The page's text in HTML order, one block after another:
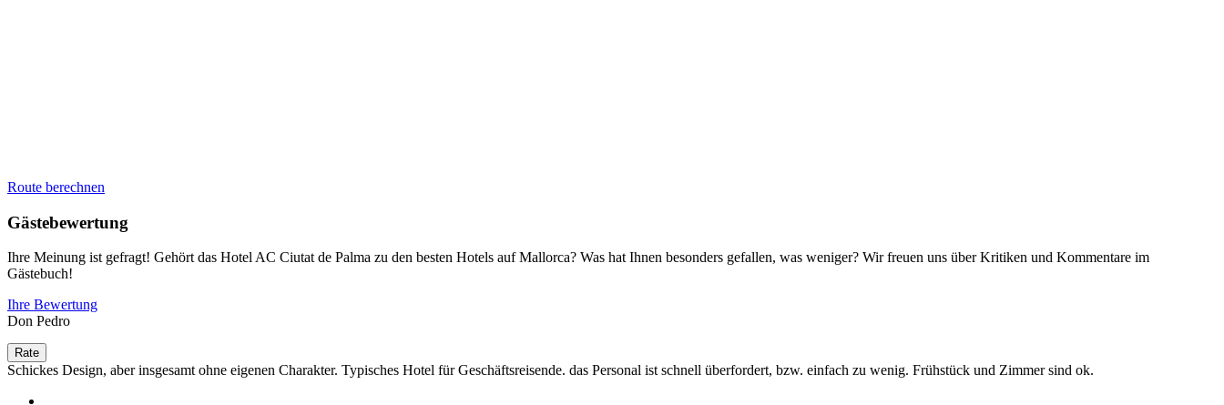
Route berechnen
Gästebewertung
Ihre Meinung ist gefragt! Gehört das Hotel AC Ciutat de Palma zu den besten Hotels auf Mallorca? Was hat Ihnen besonders gefallen, was weniger? Wir freuen uns über Kritiken und Kommentare im
Gästebuch!
Ihre Bewertung
Don Pedro
Schickes Design, aber insgesamt ohne eigenen Charakter. Typisches Hotel für Geschäftsreisende. das Personal ist schnell überfordert, bzw. einfach zu wenig. Frühstück und Zimmer sind ok.